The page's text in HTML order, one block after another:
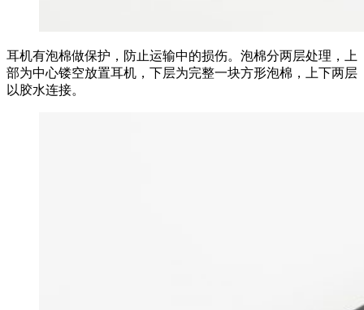
耳机有泡棉做保护，防止运输中的损伤。泡棉分两层处理，上
部为中心镂空放置耳机，下层为完整一块方形泡棉，上下两层
以胶水连接。